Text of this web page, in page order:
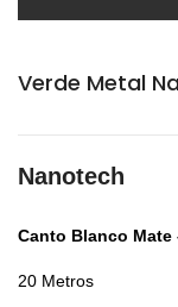
Verde Metal
Nanotech
Canto Blanco Mate
20 Metros